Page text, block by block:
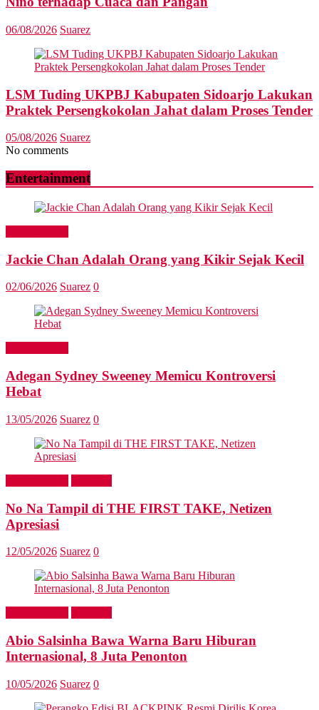
06/08/2026 Suarez
LSM Tuding UKPBJ Kabupaten Sidoarjo Lakukan
Praktek Persengkokolan Jahat dalam Proses Tender
05/08/2026 Suarez
No comments
Entertainment
Jackie Chan Adalah Orang yang Kikir Sejak Kecil
02/06/2026 Suarez 0
Adegan Sydney Sweeney Memicu Kontroversi
Hebat
13/05/2026 Suarez 0
No Na Tampil di THE FIRST TAKE, Netizen
Apresiasi
12/05/2026 Suarez 0
Abio Salsinha Bawa Warna Baru Hiburan
Internasional, 8 Juta Penonton
10/05/2026 Suarez 0